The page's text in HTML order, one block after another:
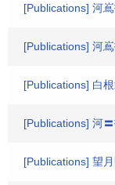
[Publications] 河
[Publications] 河
[Publications] 白
[Publications] 河〓
[Publications] 望月